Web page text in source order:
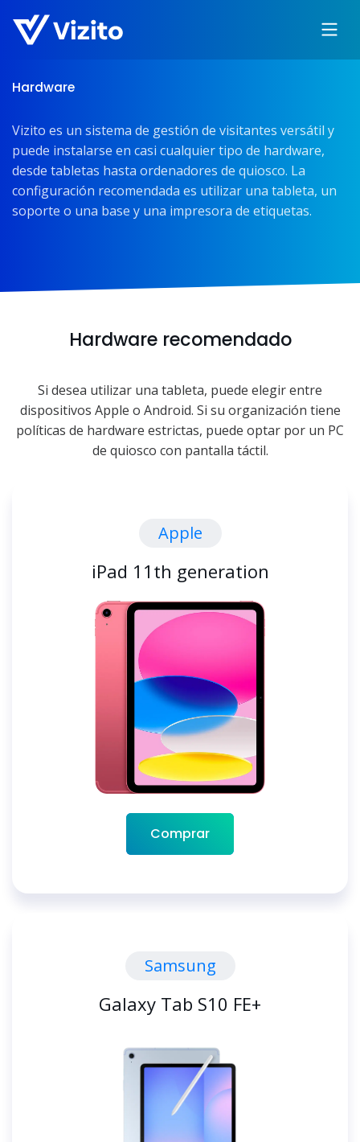
Hardware
Vizito es un sistema de gestión de visitantes versátil y
puede instalarse en casi cualquier tipo de hardware,
desde tabletas hasta ordenadores de quiosco. La
configuración recomendada es utilizar una tableta, un
soporte o una base y una impresora de etiquetas.
Hardware recomendado
Si desea utilizar una tableta, puede elegir entre
dispositivos Apple o Android. Si su organización tiene
políticas de hardware estrictas, puede optar por un PC
de quiosco con pantalla táctil.
Apple
iPad 11th generation
Comprar
Samsung
Galaxy Tab S10 FE+